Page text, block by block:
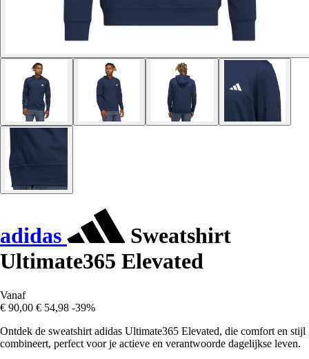
adidas
Sweatshirt
Ultimate365 Elevated
Vanaf
€ 90,00 € 54,98 -39%
Ontdek de sweatshirt adidas Ultimate365 Elevated, die comfort en stijl
combineert, perfect voor je actieve en verantwoorde dagelijkse leven.